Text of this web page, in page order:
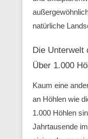
natürliche
Die Unterwelt
Über 1.000
Kaum eine
an Höhlen wie
1.000 Höhlen
Jahrtausende